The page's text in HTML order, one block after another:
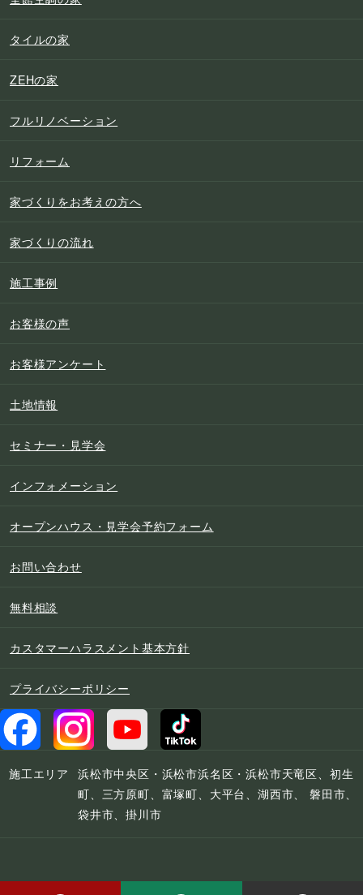
タイルの家
ZEHの家
フルリノベーション
リフォーム
家づくりをお考えの方へ
家づくりの流れ
施工事例
お客様の声
お客様アンケート
土地情報
セミナー・見学会
インフォメーション
オープンハウス・見学会予約フォーム
お問い合わせ
無料相談
カスタマーハラスメント基本方針
プライバシーポリシー
施工エリア
浜松市中央区・浜松市浜名区・浜松市天竜区、初生
町、三方原町、富塚町、大平台、湖西市、 磐田市、
袋井市、掛川市